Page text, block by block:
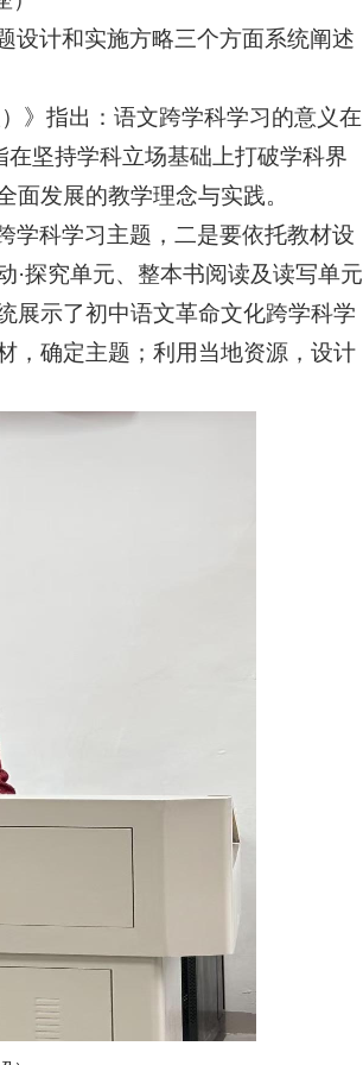
设计和实施方略三个方面系统阐述
》指出：语文跨学科学习的意义在
在坚持学科立场基础上打破学科界
发展的教学理念与实践。
学科学习主题，二是要依托教材设
·探究单元、整本书阅读及读写单元
展示了初中语文革命文化跨学科学
，确定主题；利用当地资源，设计